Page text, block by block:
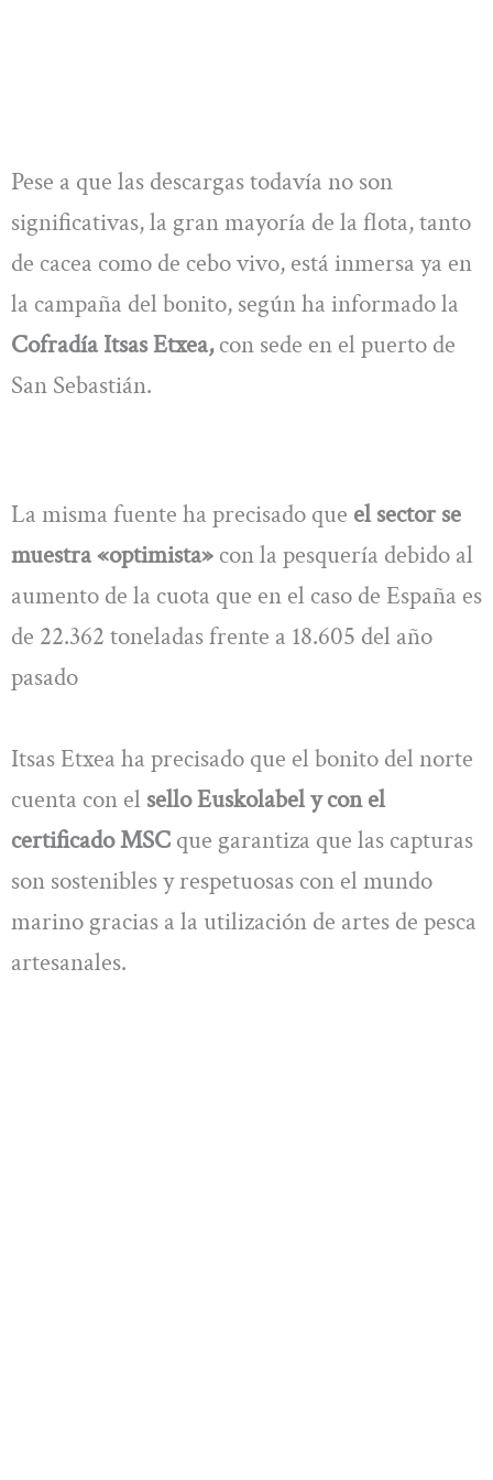
Pese a que las descargas todavía no son
significativas, la gran mayoría de la flota, tanto
de cacea como de cebo vivo, está inmersa ya en
la campaña del bonito, según ha informado la
Cofradía Itsas Etxea,con sede en el puerto de
San Sebastián.
La misma fuente ha precisado que el sector se
muestra «optimista» con la pesquería debido al
aumento de la cuota que en el caso de España es
de 22.362 toneladas frente a 18.605 del año
pasado
Itsas Etxea ha precisado que el bonito del norte
cuenta con el sello Euskolabel y con el
certificado MSC que garantiza que las capturas
son sostenibles y respetuosas con el mundo
marino gracias a la utilización de artes de pesca
artesanales.